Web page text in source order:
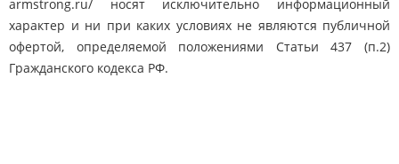
armstrong.ru/ носят исключительно информационный
характер и ни при каких условиях не являются публичной
офертой, определяемой положениями Статьи 437 (п.2)
Гражданского кодекса РФ.